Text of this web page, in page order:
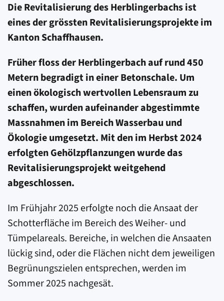
Die Revitalisierung des Herblingerbachs ist
eines der grössten Revitalisierungs­projekte im
Kanton Schaffhausen.
Früher floss der Herblingerbach auf rund 450
Metern begradigt in einer Betonschale. Um
einen ökologisch wertvollen Lebensraum zu
schaffen, wurden aufeinander abgestimmte
Massnahmen im Bereich Wasserbau und
Ökologie umgesetzt. Mit den im Herbst 2024
erfolgten Gehölzpflanzungen wurde das
Revitalisierungs­projekt weitgehend
abgeschlossen.
Im Frühjahr 2025 erfolgte noch die Ansaat der
Schotter­fläche im Bereich des Weiher- und
Tümpelareals. Bereiche, in welchen die Ansaaten
lückig sind, oder die Flächen nicht dem jeweiligen
Begrünungszielen entsprechen, werden im
Sommer 2025 nachgesät.